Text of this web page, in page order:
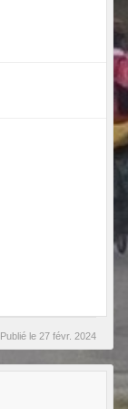
Publié le 27 févr. 2024